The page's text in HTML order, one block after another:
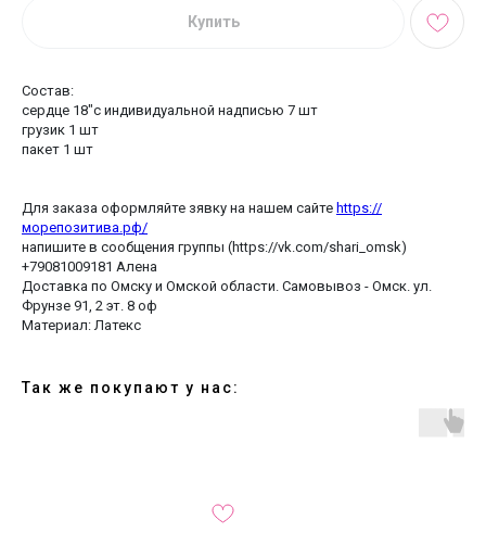
Купить
Состав:
сердце 18"с индивидуальной надписью 7 шт
грузик 1 шт
пакет 1 шт
Для заказа оформляйте зявку на нашем сайте https://
морепозитива.рф/
напишите в сообщения группы (https://vk.com/shari_omsk)
+79081009181 Алена
Доставка по Омску и Омской области. Самовывоз - Омск. ул.
Фрунзе 91, 2 эт. 8 оф
Материал: Латекс
Так же покупают у нас: